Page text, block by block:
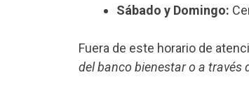
Sábado y Domingo:
Fuera de este horario de
del banco bienestar o a través